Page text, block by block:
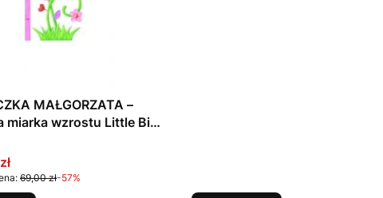
MAŁGORZATA –
miarka wzrostu Little Big
69,00 zł-57%